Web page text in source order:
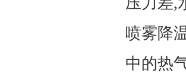
喷雾降
中的热